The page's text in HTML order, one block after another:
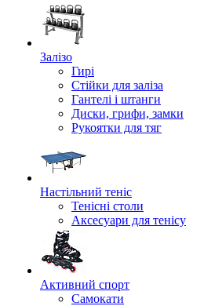
Залізо
Гирі
Стійки для заліза
Гантелі і штанги
Диски, грифи, замки
Рукоятки для тяг
Настільний теніс
Тенісні столи
Аксесуари для тенісу
Активний спорт
Самокати